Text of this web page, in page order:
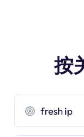
按
fresh ip